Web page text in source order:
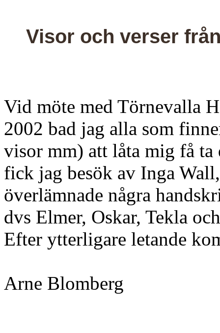
Visor och verser
Vid möte med Törnevalla
2002 bad jag alla som
visor mm) att låta mig få ta
fick jag besök av Inga
överlämnade några
dvs Elmer, Oskar, Tekla
Efter ytterligare letande
Arne Blomberg